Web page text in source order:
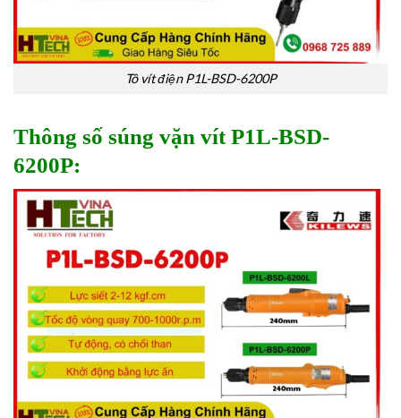
Tô vít điện P1L-BSD-6200P
Thông số súng vặn vít P1L-BSD-
6200P: